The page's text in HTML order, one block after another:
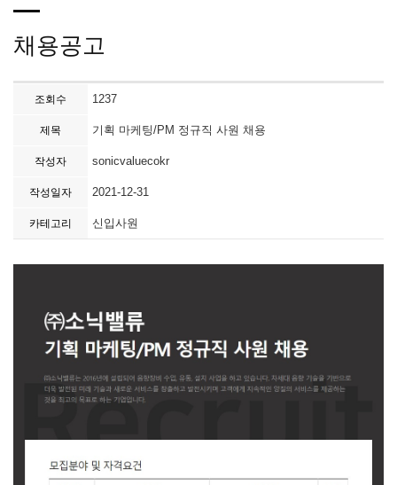
채용공고
조회수 1237
제목 기획 마케팅/PM 정규직 사원 채용
작성자 sonicvaluecokr
작성일자 2021-12-31
카테고리 신입사원